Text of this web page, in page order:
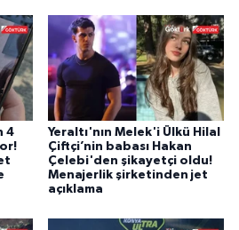
4
Yeraltı'nın Melek'i Ülkü Hilal
Çiftçi’nin babası Hakan
Çelebi'den şikayetçi oldu!
Menajerlik şirketinden jet
açıklama